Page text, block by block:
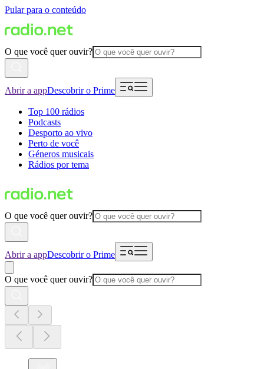
Pular para o conteúdo
O que você quer ouvir?
Abrir a appDescobrir o Prime
Top 100 rádios
Podcasts
Desporto ao vivo
Perto de você
Géneros musicais
Rádios por tema
O que você quer ouvir?
Abrir a appDescobrir o Prime
O que você quer ouvir?